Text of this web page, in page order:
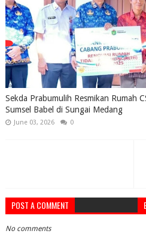
Sekda Prabumulih Resmikan Rumah
Sumsel Babel di Sungai Medang
June 03, 2026 0
POST A COMMENT
No comments